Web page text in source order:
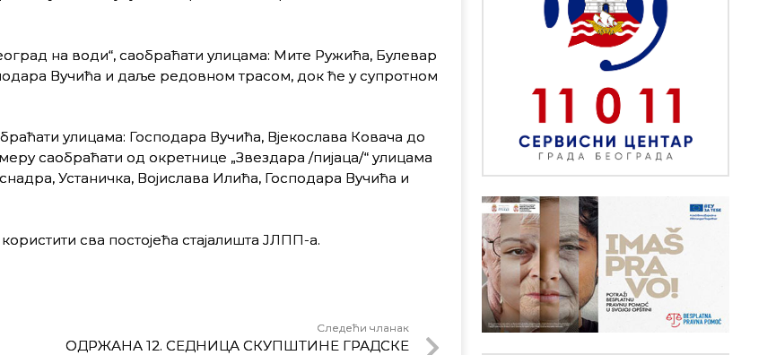
на води“, саобраћати улицама: Мите Ружића, Булевар
Вучића и даље редовном трасом, док ће у супротном
улицама: Господара Вучића, Вјекослава Ковача до
саобраћати од окретнице „Звездара /пијаца/“ улицама
Устаничка, Војислава Илића, Господара Вучића и
сва постојећа стајалишта ЈЛПП-а.
Следећи чланак
ОДРЖАНА 12. СЕДНИЦА СКУПШТИНЕ ГРАДСКЕ